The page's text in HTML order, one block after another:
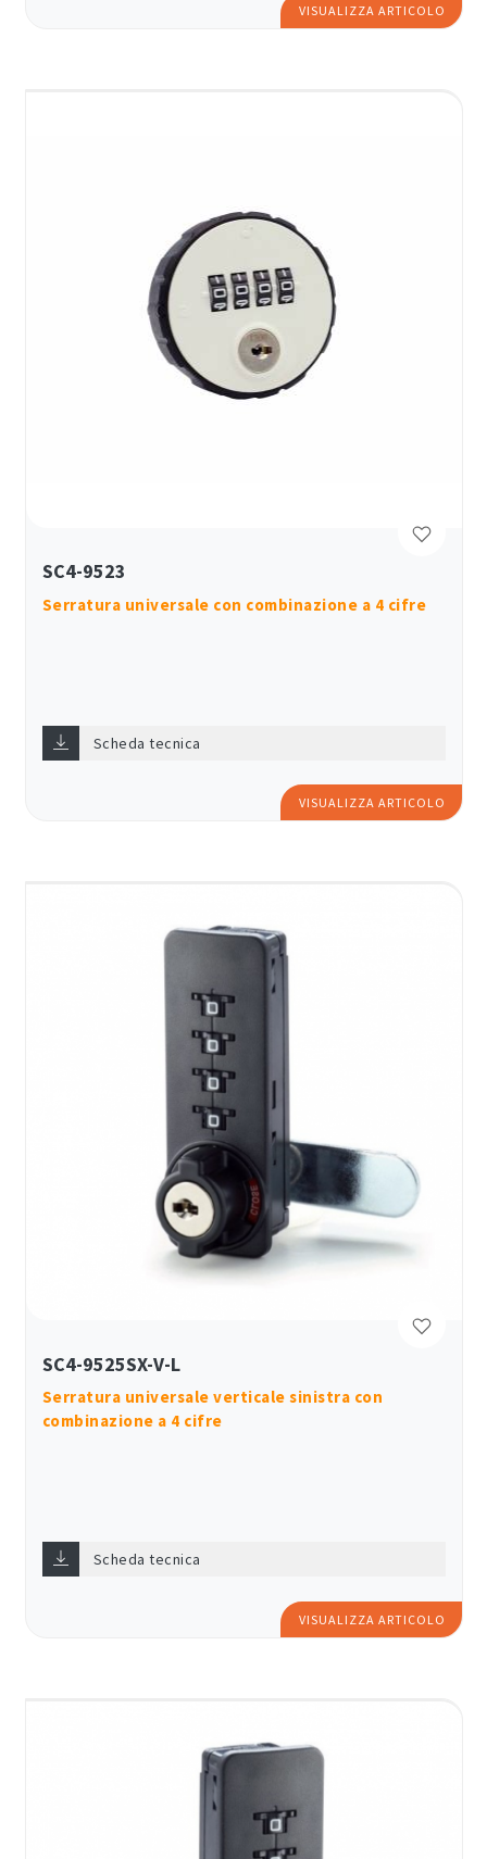
VISUALIZZA ARTICOLO
SC4-9523
Serratura universale con combinazione a 4 cifre
Scheda tecnica
VISUALIZZA ARTICOLO
SC4-9525SX-V-L
Serratura universale verticale sinistra con
combinazione a 4 cifre
Scheda tecnica
VISUALIZZA ARTICOLO